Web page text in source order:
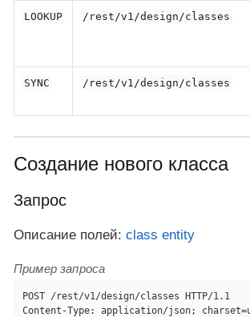
LOOKUP /rest/v1/design/classes
SYNC /rest/v1/design/classes
Создание нового класса
Запрос
Описание полей: class entity
Пример запроса
POST /rest/v1/design/classes HTTP/1.1
Content-Type: application/json;